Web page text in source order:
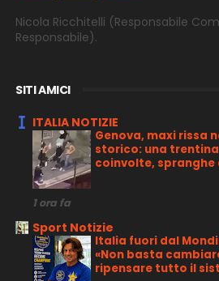
Nicola Ricchitelli (Responsabile
Responsabile).
SITI AMICI
ITALIA NOTIZIE
Genova, maxi rissa
storico: una
coinvolte, spranghe
1 ora fa
Sport Notizie
Italia fuori dal
«Non basta
ripensare tutto il